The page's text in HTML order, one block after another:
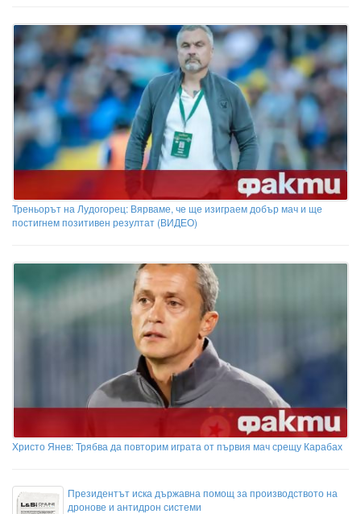
Треньорът на Лудогорец: Вярваме, че ще изиграем добър мач и ще
постигнем позитивен резултат (ВИДЕО)
Христо Янев: Трябва да повторим играта от първия мач срещу Карабах
Президентът иска държавна помощ за производството на
дронове и антидрон системи